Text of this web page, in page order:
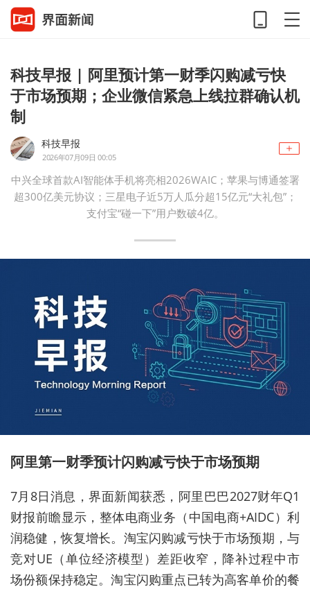
科技早报 | 阿里预计第一财季闪购减亏快
于市场预期；企业微信紧急上线拉群确认机
制
科技早报
2026年07月09日 00:05
中兴全球首款AI智能体手机将亮相2026WAIC；苹果与博通签署
超300亿美元协议；三星电子近5万人瓜分超15亿元“大礼包”；
支付宝“碰一下”用户数破4亿。
阿里第一财季预计闪购减亏快于市场预期
7月8日消息，界面新闻获悉，阿里巴巴2027财年Q1
财报前瞻显示，整体电商业务（中国电商+AIDC）利
润稳健，恢复增长。淘宝闪购减亏快于市场预期，与
竞对UE（单位经济模型）差距收窄，降补过程中市
场份额保持稳定。淘宝闪购重点已转为高客单价的餐